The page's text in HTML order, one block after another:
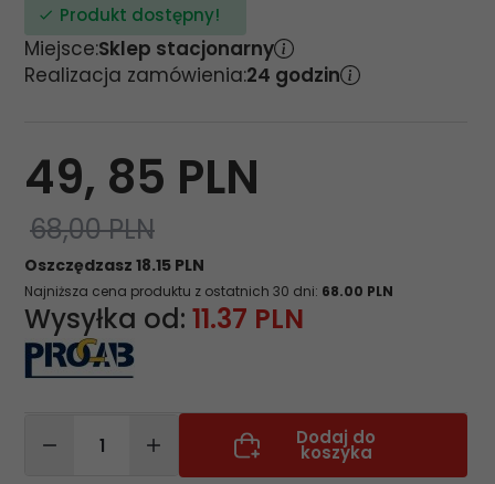
Produkt dostępny!
Miejsce:Sklep stacjonarny
Realizacja zamówienia:24 godzin
49, 85 PLN
68,00 PLN
Oszczędzasz 18.15 PLN
Najniższa cena produktu z ostatnich 30 dni: 68.00 PLN
Wysyłka od: 11.37 PLN
Dodaj do
koszyka